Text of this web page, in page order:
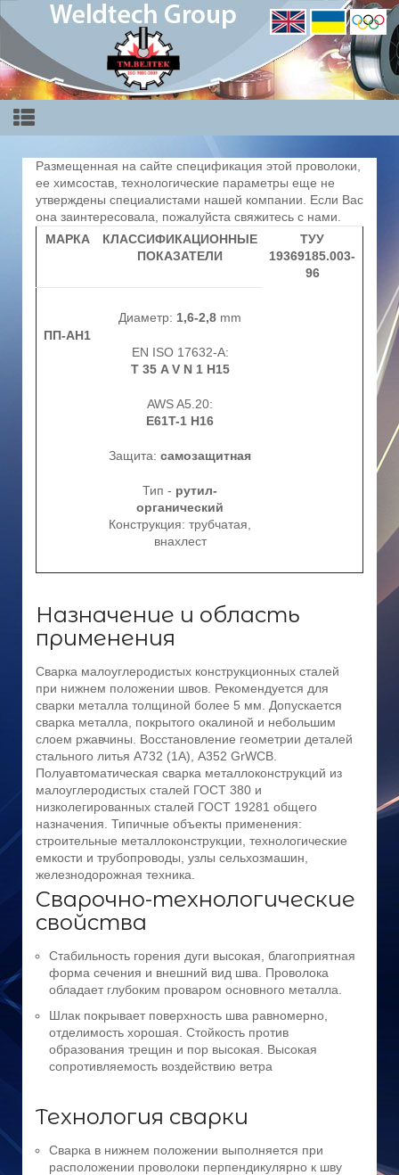
Размещенная на сайте спецификация этой проволоки,
ее химсостав, технологические параметры еще не
утверждены специалистами нашей компании. Если Вас
она заинтересовала, пожалуйста свяжитесь с нами.
МАРКА
КЛАССИФИКАЦИОННЫЕ
ПОКАЗАТЕЛИ
ТУУ
19369185.003-
96
ПП-АН1
Диаметр: 1,6-2,8 mm
EN ISO 17632-A:
Т 35 A V N 1 H15
AWS A5.20:
E61T-1 H16
Защита: самозащитная
Тип - рутил-
органический
Конструкция: трубчатая,
внахлест
Назначение и область
применения
Сварка малоуглеродистых конструкционных сталей
при нижнем положении швов. Рекомендуется для
сварки металла толщиной более 5 мм. Допускается
сварка металла, покрытого окалиной и небольшим
слоем ржавчины. Восстановление геометрии деталей
стального литья А732 (1А), А352 GrWCB.
Полуавтоматическая сварка металлоконструкций из
малоуглеродистых сталей ГОСТ 380 и
низколегированных сталей ГОСТ 19281 общего
назначения. Типичные объекты применения:
строительные металлоконструкции, технологические
емкости и трубопроводы, узлы сельхозмашин,
железнодорожная техника.
Сварочно-технологические
свойства
Стабильность горения дуги высокая, благоприятная
форма сечения и внешний вид шва. Проволока
обладает глубоким проваром основного металла.
Шлак покрывает поверхность шва равномерно,
отделимость хорошая. Стойкость против
образования трещин и пор высокая. Высокая
сопротивляемость воздействию ветра
Технология сварки
Сварка в нижнем положении выполняется при
расположении проволоки перпендикулярно к шву